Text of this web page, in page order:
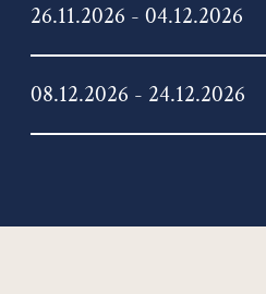
26.11.2026 - 04.12.2026
08.12.2026 - 24.12.2026